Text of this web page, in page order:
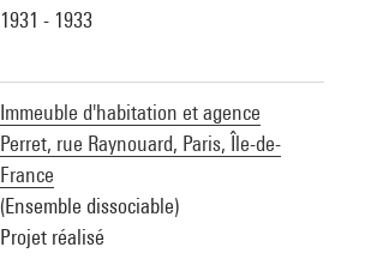
1931 - 1933
Immeuble d'habitation et agence
Perret, rue Raynouard, Paris, Île-de-
France
(Ensemble dissociable)
Projet réalisé